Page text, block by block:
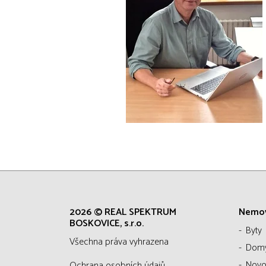
2026 © REAL SPEKTRUM
BOSKOVICE, s.r.o.
všechna práva vyhrazena
Byty